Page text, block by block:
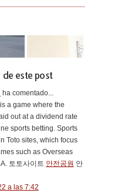
de este post
ha comentado...
a game where the
out at a dividend rate
sports betting. Sports
Toto sites, which focus
such as Overseas
토토사이트 안전공원 안
a las 7:42